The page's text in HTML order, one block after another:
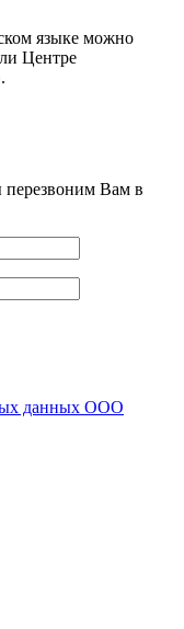
языке можно
Центре
перезвоним Вам в
данных ООО